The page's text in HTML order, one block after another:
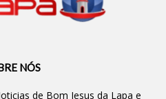
NÓS
de Bom Jesus da Lapa e